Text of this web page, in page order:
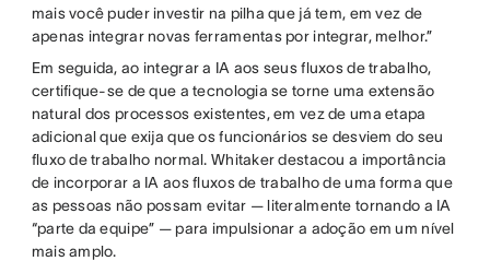
mais você puder investir na pilha que já tem, em vez de
apenas integrar novas ferramentas por integrar, melhor.”
Em seguida, ao integrar a IA aos seus fluxos de trabalho,
certifique-se de que a tecnologia se torne uma extensão
natural dos processos existentes, em vez de uma etapa
adicional que exija que os funcionários se desviem do seu
fluxo de trabalho normal. Whitaker destacou a importância
de incorporar a IA aos fluxos de trabalho de uma forma que
as pessoas não possam evitar — literalmente tornando a IA
“parte da equipe” — para impulsionar a adoção em um nível
mais amplo.